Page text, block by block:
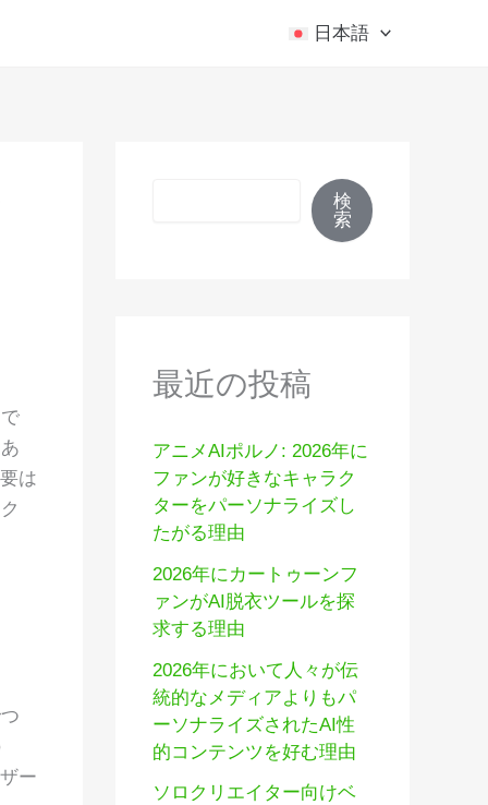
日本語
は
ー
検
索
最近の投稿
アニメAIポルノ: 2026年に
ファンが好きなキャラク
ターをパーソナライズし
たがる理由
2026年にカートゥーンフ
ァンがAI脱衣ツールを探
求する理由
2026年において人々が伝
統的なメディアよりもパ
ーソナライズされたAI性
的コンテンツを好む理由
ソロクリエイター向けベ